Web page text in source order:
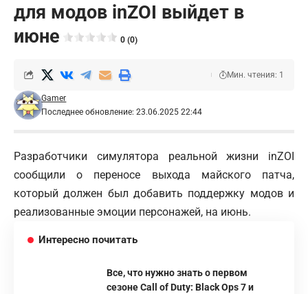
для модов inZOI выйдет в
июне
0 (0)
Последнее обновление: 23.06.2025 22:44
Gamer
Мин. чтения: 1
Разработчики симулятора реальной жизни inZOI
сообщили о переносе выхода майского патча,
который должен был добавить поддержку модов и
реализованные эмоции персонажей, на июнь.
Интересно почитать
Все, что нужно знать о первом
сезоне Call of Duty: Black Ops 7 и